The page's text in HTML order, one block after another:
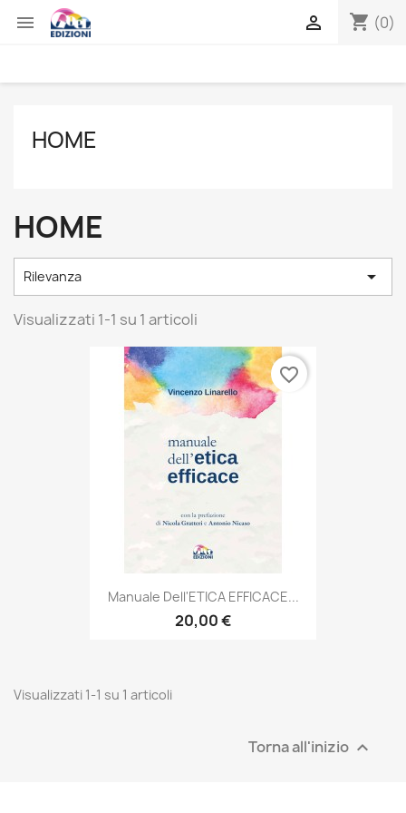
 shopping_cart (0)

HOME
HOME
Rilevanza 
Visualizzati 1-1 su 1 articoli
Manuale Dell'ETICA EFFICACE...
20,00 €
favorite_border
Visualizzati 1-1 su 1 articoli
Torna all'inizio 